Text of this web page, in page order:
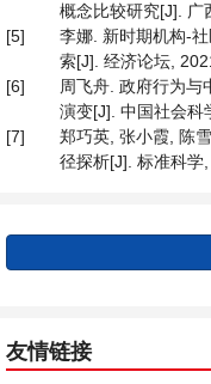
概念比较研究[J]. 广
[5]
李娜. 新时期机构-
索[J]. 经济论坛,
[6]
周飞舟. 政府行为
演变[J]. 中国社会科
[7]
郑巧英, 张小霞, 陈
径探析[J]. 标准科学
友情链接